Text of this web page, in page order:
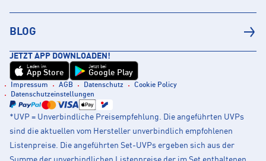
BLOG
JETZT APP DOWNLOADEN!
Laden im
App Store
Jetzt bei
Google Play
Impressum AGB Datenschutz
Cookie Policy
Datenschutzeinstellungen
*UVP = Unverbindliche Preisempfehlung. Die angeführten UVPs
sind die aktuellen vom Hersteller unverbindlich empfohlenen
Listenpreise. Die angeführten Set-UVPs ergeben sich aus der